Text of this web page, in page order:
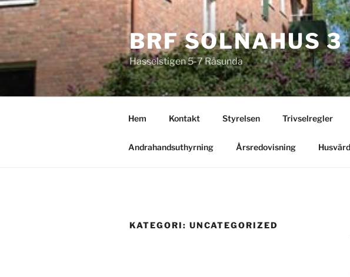
Hoppa
till
innehåll
BRF SOLNAHUS 3
Hasselstigen 5-7 Råsunda
Hem Kontakt Styrelsen Trivselregler
Andrahandsuthyrning Årsredovisning
KATEGORI: UNCATEGORIZED